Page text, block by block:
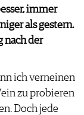
immer
als gestern.
nach der
ich verneinen
zu probieren
Doch jede